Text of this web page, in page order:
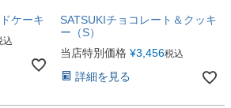
ケーキ
込
SATSUKIチョコレート＆クッキ
ー（S）
当店特別価格 ¥3,456税込
詳細を見る